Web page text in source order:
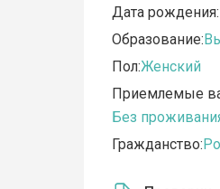
Дата рождения:
Образование:
Пол:Женский
Приемлемые
Без
Гражданство: